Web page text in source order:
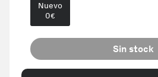
Nuevo
0€
Sin stock